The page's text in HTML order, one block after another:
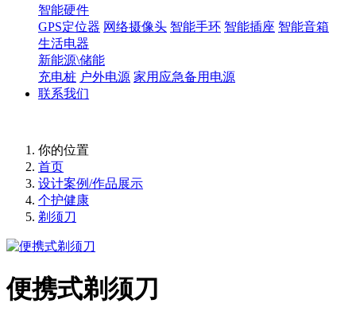
智能硬件
GPS定位器 网络摄像头 智能手环 智能插座 智能音箱
生活电器
新能源\储能
充电桩 户外电源 家用应急备用电源
联系我们
你的位置
首页
设计案例/作品展示
个护健康
剃须刀
便携式剃须刀